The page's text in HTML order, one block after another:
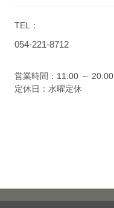
TEL：
054-221-8712
営業時間：11:00 ～ 20:00
定休日：水曜定休